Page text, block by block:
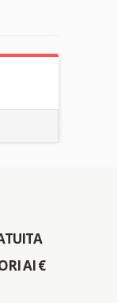
AI €